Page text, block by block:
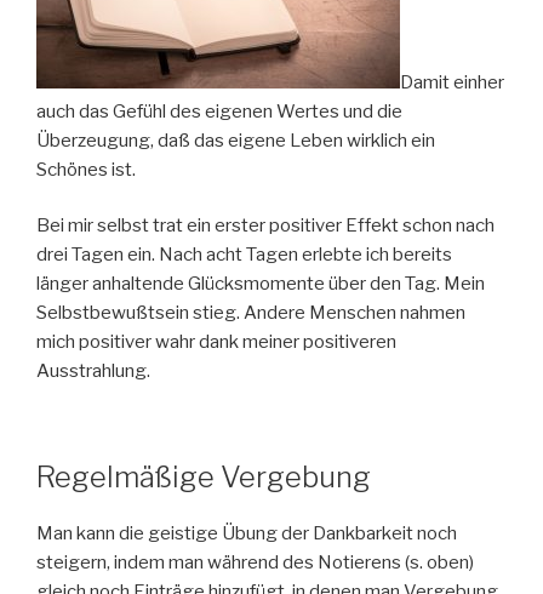
Damit einher
auch das Gefühl des eigenen Wertes und die
Überzeugung, daß das eigene Leben wirklich ein
Schönes ist.
Bei mir selbst trat ein erster positiver Effekt schon nach
drei Tagen ein. Nach acht Tagen erlebte ich bereits
länger anhaltende Glücksmomente über den Tag. Mein
Selbstbewußtsein stieg. Andere Menschen nahmen
mich positiver wahr dank meiner positiveren
Ausstrahlung.
Regelmäßige Vergebung
Man kann die geistige Übung der Dankbarkeit noch
steigern, indem man während des Notierens (s. oben)